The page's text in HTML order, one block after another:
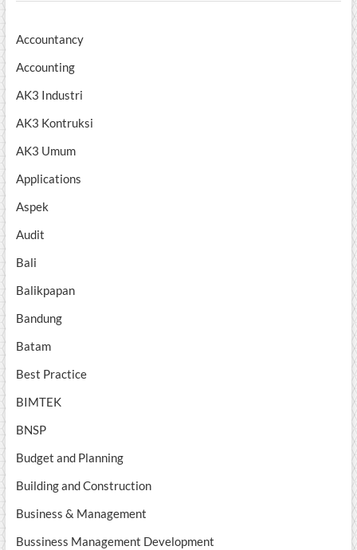
Accountancy
Accounting
AK3 Industri
AK3 Kontruksi
AK3 Umum
Applications
Aspek
Audit
Bali
Balikpapan
Bandung
Batam
Best Practice
BIMTEK
BNSP
Budget and Planning
Building and Construction
Business & Management
Bussiness Management Development